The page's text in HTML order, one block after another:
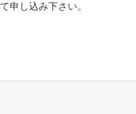
申し込み下さい。